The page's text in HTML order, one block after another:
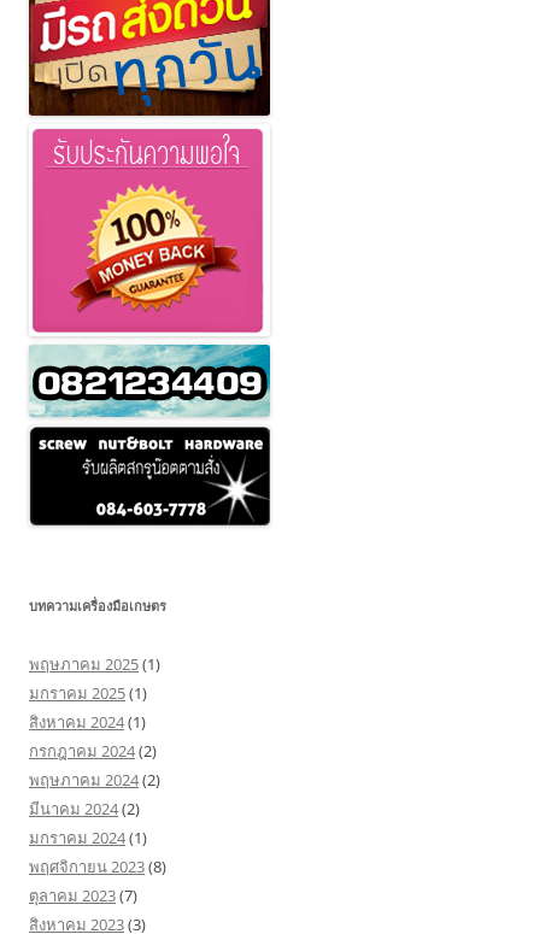
บทความเครื่องมือเกษตร
พฤษภาคม 2025(1)
มกราคม 2025(1)
สิงหาคม 2024(1)
กรกฎาคม 2024(2)
พฤษภาคม 2024(2)
มีนาคม 2024(2)
มกราคม 2024(1)
พฤศจิกายน 2023(8)
ตุลาคม 2023(7)
สิงหาคม 2023(3)